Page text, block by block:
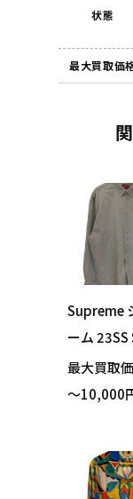
状態
最大買取価
Supreme
ーム 23SS
ox Logo
m デニム
最大買取
～10,000